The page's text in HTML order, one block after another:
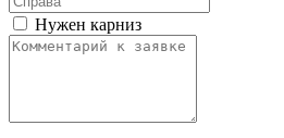
Нужен карниз